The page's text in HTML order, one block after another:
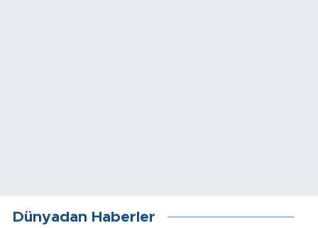
Dünyadan Haberler